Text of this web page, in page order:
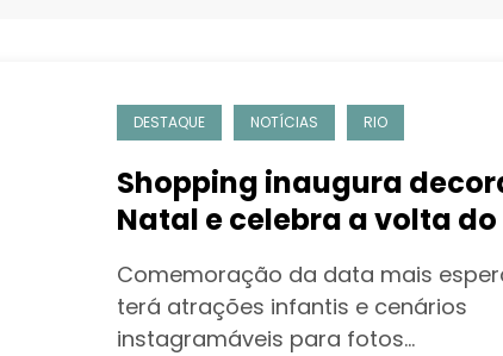
DESTAQUE NOTÍCIAS RIO
Shopping inaugura
Natal e celebra a volta do
Noel ao mall
Comemoração da data mais
terá atrações infantis e cenários
instagramáveis para fotos…